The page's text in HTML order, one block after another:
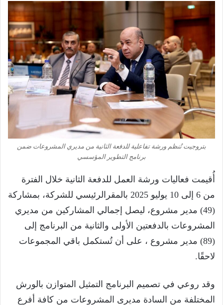
بتروجيت تُنظم ورشة تفاعلية للدفعة الثانية من مديري المشروعات ضمن
برنامج التطوير المؤسسي
أُقيمت فعاليات ورشة العمل للدفعة الثانية خلال الفترة
من 6 إلى 10 يوليو 2025 بالمقرالرئيسي للشركة، بمشاركة
(49) مدير مشروع، ليصل إجمالي المشاركين من مديري
المشروعات بالدفعتين الأولى والثانية من البرنامج إلى
(89) مدير مشروع ، على أن تُستكمل باقي المجموعات
لاحقًا.
وقد روعي في تصميم البرنامج التمثيل المتوازن بالورش
المختلفة من السادة مديرى المشروعات من كافة أفرع